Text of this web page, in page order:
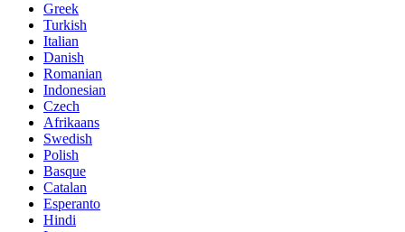
Greek
Turkish
Italian
Danish
Romanian
Indonesian
Czech
Afrikaans
Swedish
Polish
Basque
Catalan
Esperanto
Hindi